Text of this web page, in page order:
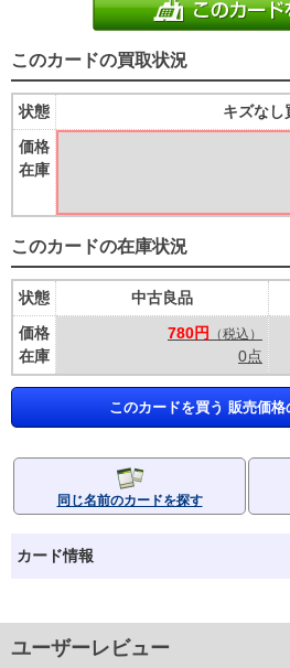
このカードの買取状況
状態
価格
在庫
キズなし
このカードの在庫状況
状態
価格
在庫
中古良品
780円
（税込）
0点
このカードを買う 販売価格
同じ名前のカードを探す
カード情報
ユーザーレビュー